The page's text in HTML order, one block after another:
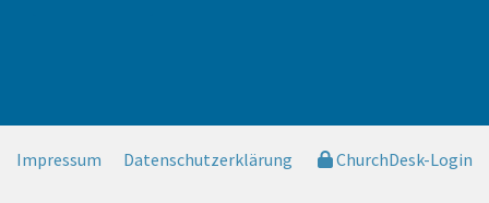
Impressum Datenschutzerklärung ChurchDesk-Login